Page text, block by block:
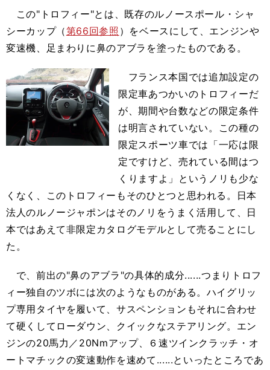
この"トロフィー"とは、既存のルノースポール・シャ
シーカップ（第66回参照 ）をベースにして、エンジンや
変速機、足まわりに鼻のアブラを塗ったものである。
フランス本国では追加設定の
限定車あつかいのトロフィーだ
が、期間や台数などの限定条件
は明言されていない。この種の
限定スポーツ車では「一応は限
定ですけど、売れている間はつ
くりますよ」というノリも少な
くなく、このトロフィーもそのひとつと思われる。日本
法人のルノージャポンはそのノリをうまく活用して、日
本ではあえて非限定カタログモデルとして売ることにし
た。
で、前出の"鼻のアブラ"の具体的成分......つまりトロフ
ィー独自のツボには次のようなものがある。ハイグリッ
プ専用タイヤを履いて、サスペンションもそれに合わせ
て硬くしてローダウン、クイックなステアリング。エン
ジンの20馬力／20Nmアップ、６速ツインクラッチ・オ
ートマチックの変速動作を速めて......といったところであ